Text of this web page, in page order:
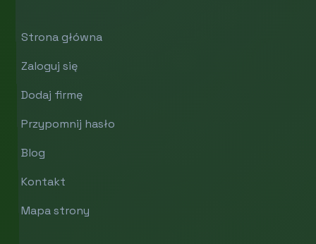
Strona główna
Zaloguj się
Dodaj firmę
Przypomnij hasło
Blog
Kontakt
Mapa strony